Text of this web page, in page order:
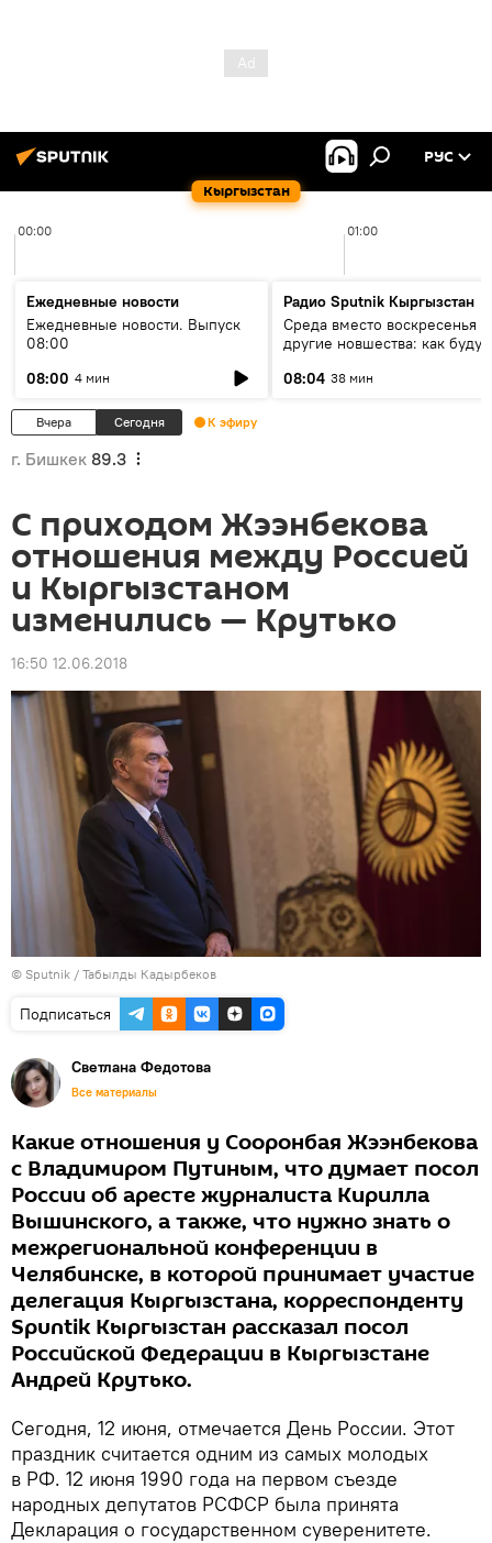
Кыргызстан
РУС
00:00 01:00
Ежедневные новости
Ежедневные новости. Выпуск
08:00
08:00 4 мин
Радио Sputnik Кыргызстан
Среда вместо воскресенья и
другие новшества: как будут
08:04 38 мин
Вчера Сегодня К эфиру
г. Бишкек 89.3
С приходом Жээнбекова
отношения между Россией
и Кыргызстаном
изменились — Крутько
16:50 12.06.2018
© Sputnik / Табылды Кадырбеков
Подписаться
Светлана Федотова
Все материалы
Какие отношения у Сооронбая Жээнбекова
с Владимиром Путиным, что думает посол
России об аресте журналиста Кирилла
Вышинского, а также, что нужно знать о
межрегиональной конференции в
Челябинске, в которой принимает участие
делегация Кыргызстана, корреспонденту
Spuntik Кыргызстан рассказал посол
Российской Федерации в Кыргызстане
Андрей Крутько.
Сегодня, 12 июня, отмечается День России. Этот
праздник считается одним из самых молодых
в РФ. 12 июня 1990 года на первом съезде
народных депутатов РСФСР была принята
Декларация о государственном суверенитете.